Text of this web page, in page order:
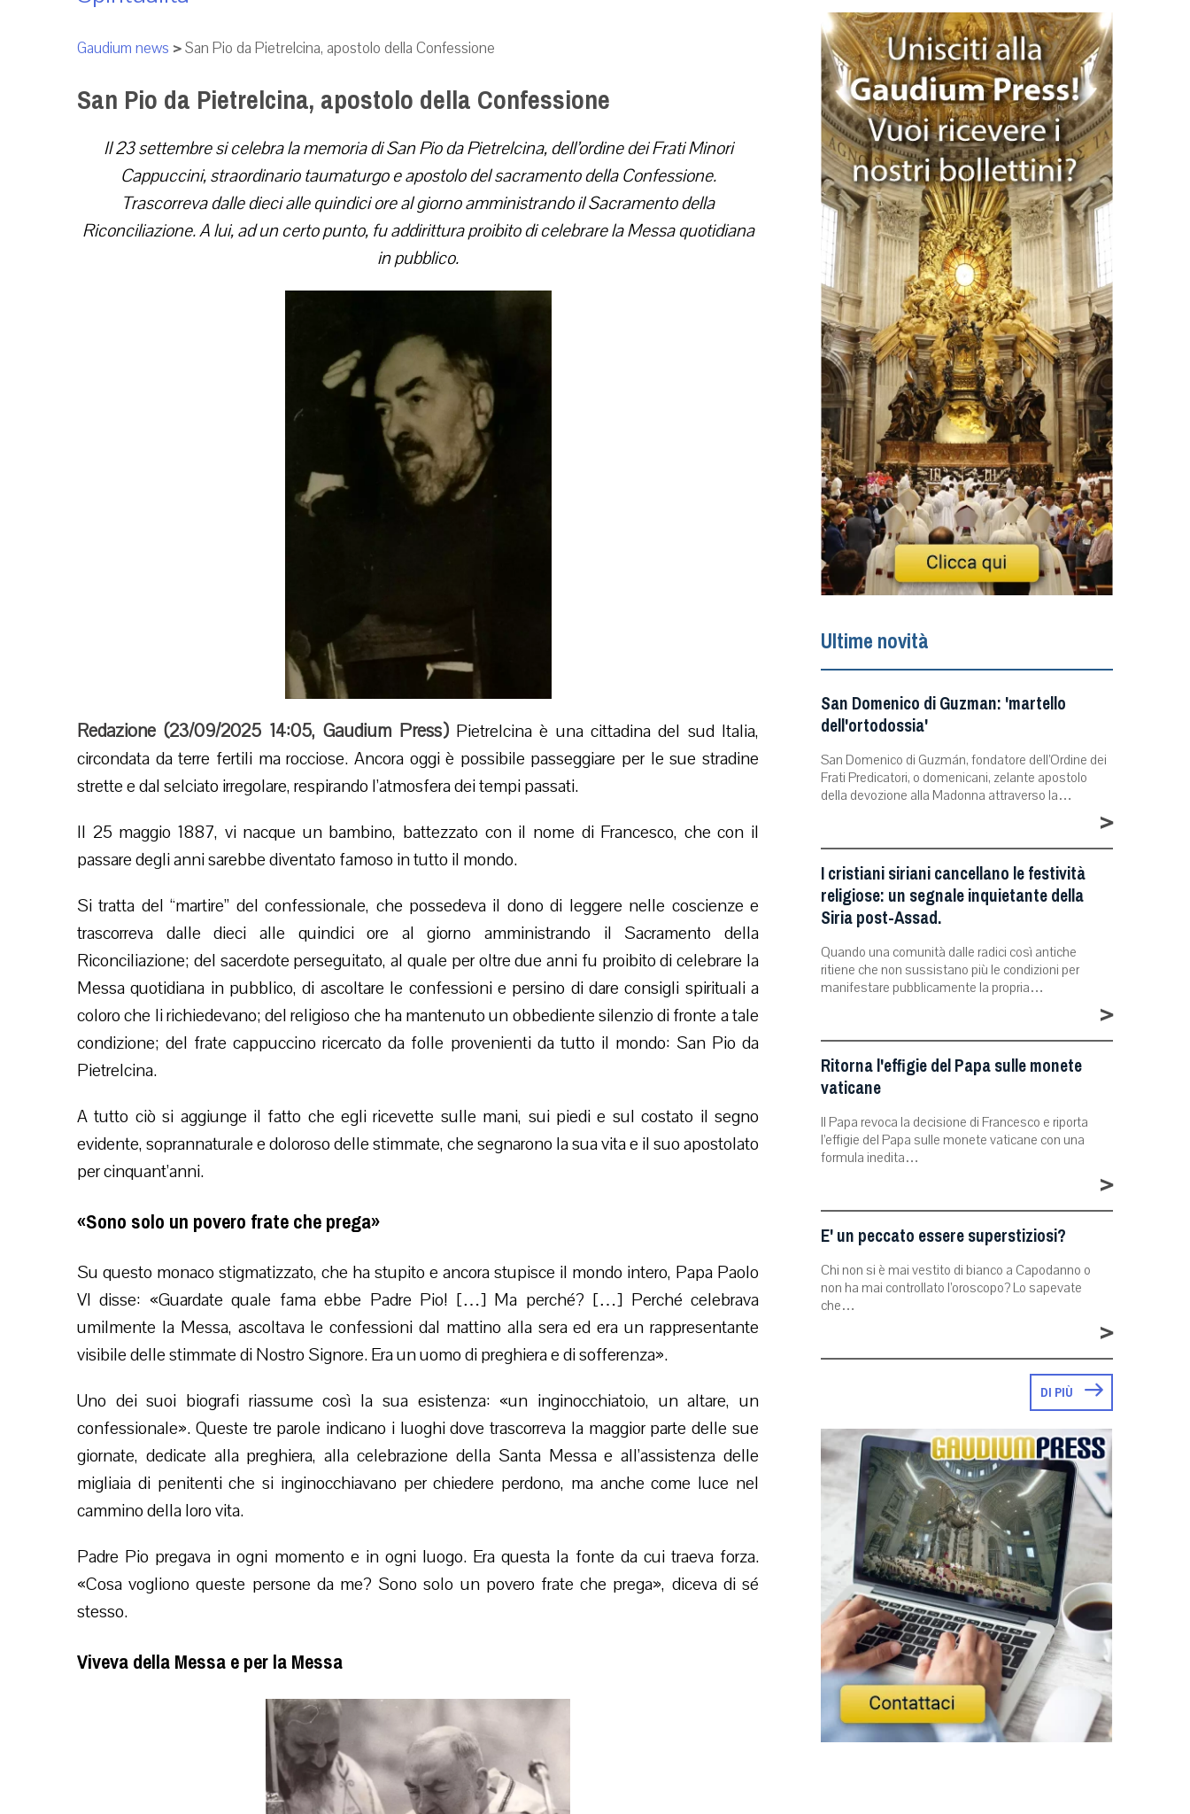
Gaudium news >San Pio da Pietrelcina, apostolo della Confessione
San Pio da Pietrelcina, apostolo della Confessione
Il 23 settembre si celebra la memoria di San Pio da Pietrelcina, dell’ordine dei Frati Minori
Cappuccini, straordinario taumaturgo e apostolo del sacramento della Confessione.
Trascorreva dalle dieci alle quindici ore al giorno amministrando il Sacramento della
Riconciliazione. A lui, ad un certo punto, fu addirittura proibito di celebrare la Messa quotidiana
in pubblico.
Redazione (23/09/2025 14:05,Gaudium Press)Pietrelcina è una cittadina del sud Italia,
circondata da terre fertili ma rocciose. Ancora oggi è possibile passeggiare per le sue stradine
strette e dal selciato irregolare, respirando l’atmosfera dei tempi passati.
Il 25 maggio 1887, vi nacque un bambino, battezzato con il nome di Francesco, che con il
passare degli anni sarebbe diventato famoso in tutto il mondo.
Si tratta del “martire” del confessionale, che possedeva il dono di leggere nelle coscienze e
trascorreva dalle dieci alle quindici ore al giorno amministrando il Sacramento della
Riconciliazione; del sacerdote perseguitato, al quale per oltre due anni fu proibito di celebrare la
Messa quotidiana in pubblico, di ascoltare le confessioni e persino di dare consigli spirituali a
coloro che li richiedevano; del religioso che ha mantenuto un obbediente silenzio di fronte a tale
condizione; del frate cappuccino ricercato da folle provenienti da tutto il mondo: San Pio da
Pietrelcina.
A tutto ciò si aggiunge il fatto che egli ricevette sulle mani, sui piedi e sul costato il segno
evidente, soprannaturale e doloroso delle stimmate, che segnarono la sua vita e il suo apostolato
per cinquant’anni.
«Sono solo un povero frate che prega»
Su questo monaco stigmatizzato, che ha stupito e ancora stupisce il mondo intero, Papa Paolo
VI disse: «Guardate quale fama ebbe Padre Pio! […] Ma perché? […] Perché celebrava
umilmente la Messa, ascoltava le confessioni dal mattino alla sera ed era un rappresentante
visibile delle stimmate di Nostro Signore. Era un uomo di preghiera e di sofferenza».
Uno dei suoi biografi riassume così la sua esistenza: «un inginocchiatoio, un altare, un
confessionale». Queste tre parole indicano i luoghi dove trascorreva la maggior parte delle sue
giornate, dedicate alla preghiera, alla celebrazione della Santa Messa e all’assistenza delle
migliaia di penitenti che si inginocchiavano per chiedere perdono, ma anche come luce nel
cammino della loro vita.
Padre Pio pregava in ogni momento e in ogni luogo. Era questa la fonte da cui traeva forza.
«Cosa vogliono queste persone da me? Sono solo un povero frate che prega», diceva di sé
stesso.
Viveva della Messa e per la Messa
Ultime novità
San Domenico di Guzman: 'martello
dell'ortodossia'
San Domenico di Guzmán, fondatore dell’Ordine dei
Frati Predicatori, o domenicani, zelante apostolo
della devozione alla Madonna attraverso la…
>
I cristiani siriani cancellano le festività
religiose: un segnale inquietante della
Siria post-Assad.
Quando una comunità dalle radici così antiche
ritiene che non sussistano più le condizioni per
manifestare pubblicamente la propria…
>
Ritorna l'effigie del Papa sulle monete
vaticane
Il Papa revoca la decisione di Francesco e riporta
l’effigie del Papa sulle monete vaticane con una
formula inedita…
>
E' un peccato essere superstiziosi?
Chi non si è mai vestito di bianco a Capodanno o
non ha mai controllato l’oroscopo? Lo sapevate
che…
>
DI PIÙ